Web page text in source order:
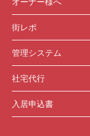
街レポ
管理システム
社宅代行
入居申込書